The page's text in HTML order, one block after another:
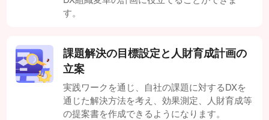
す。
課題解決の目標設定と人財育成計画の
立案
実践ワークを通じ、自社の課題に対するDXを
通じた解決方法を考え、効果測定、人財育成等
の提案書を作成できるようになります。